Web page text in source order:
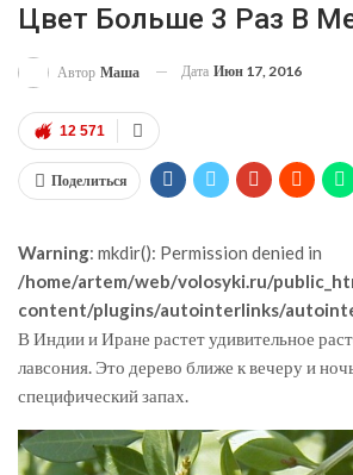
Цвет Больше 3 Раз В
Автор Маша Дата Июн 17, 2016
12 571
Поделиться
Warning: mkdir(): Permission denied in
/home/artem/web/volosyki.ru/
content/plugins/autointerlinks/
В Индии и Иране растет удивительное
лавсония. Это дерево ближе к вечеру и
специфический запах.